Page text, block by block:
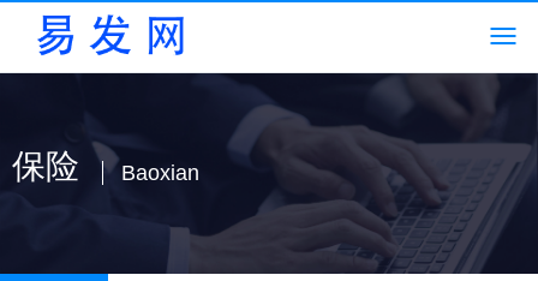
保险 Baoxian